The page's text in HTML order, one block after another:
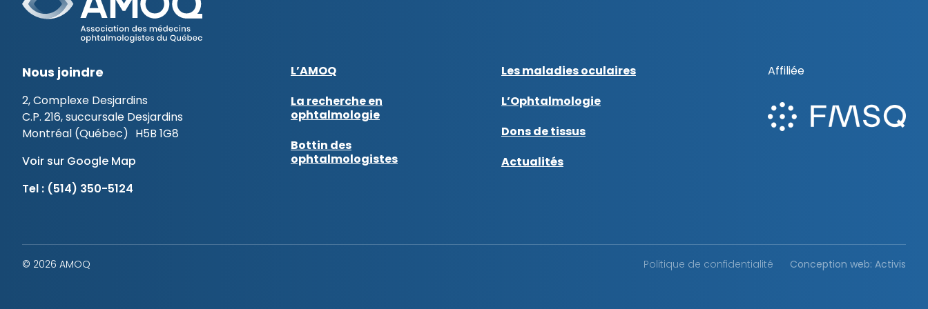
Nous joindre
2, Complexe Desjardins
C.P. 216, succursale Desjardins
Montréal (Québec) H5B 1G8
Voir sur Google Map
Tel : (514) 350-5124
L’AMOQ
La recherche en
ophtalmologie
Bottin des
ophtalmologistes
Les maladies oculaires
L’Ophtalmologie
Dons de tissus
Actualités
Affiliée
© 2026 AMOQ Politique de confidentialité Conception web: Activis